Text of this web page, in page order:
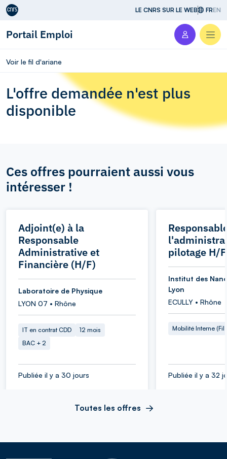
Aller au contenu LE CNRS SUR LE WEB FREN
Portail Emploi
Voir le fil d'ariane
L'offre demandée n'est plus
disponible
Ces offres pourraient aussi vous
intéresser !
Adjoint(e) à la
Responsable
Administrative et
Financière (H/F)
Laboratoire de Physique
LYON 07 • Rhône
IT en contrat CDD
12 mois
BAC + 2
Publiée il y a 30 jours
pilotage H/F
Institut des
Lyon
ECULLY • Rhône
Mobilité Interne (Fil
Publiée il y a 32
Toutes les offres